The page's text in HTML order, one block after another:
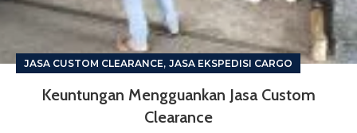
JASA CUSTOM CLEARANCE, JASA EKSPEDISI CARGO
Keuntungan Mengguankan Jasa Custom
Clearance